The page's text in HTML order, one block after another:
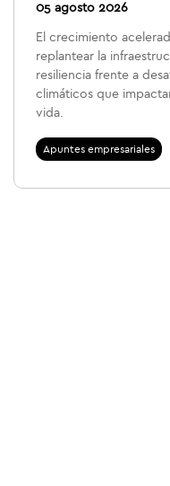
05 agosto 2026
El crecimiento
replantear la
resiliencia frente a
climáticos que
vida.
Apuntes empresariales